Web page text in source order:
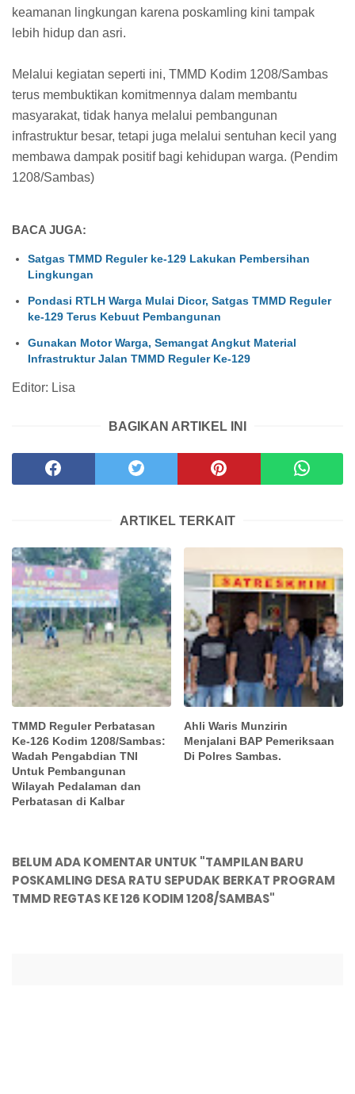
keamanan lingkungan karena poskamling kini tampak
lebih hidup dan asri.
Melalui kegiatan seperti ini, TMMD Kodim 1208/Sambas
terus membuktikan komitmennya dalam membantu
masyarakat, tidak hanya melalui pembangunan
infrastruktur besar, tetapi juga melalui sentuhan kecil yang
membawa dampak positif bagi kehidupan warga. (Pendim
1208/Sambas)
BACA JUGA:
Satgas TMMD Reguler ke-129 Lakukan Pembersihan
Lingkungan
Pondasi RTLH Warga Mulai Dicor, Satgas TMMD Reguler
ke-129 Terus Kebuut Pembangunan
Gunakan Motor Warga, Semangat Angkut Material
Infrastruktur Jalan TMMD Reguler Ke-129
Editor: Lisa
BAGIKAN ARTIKEL INI
ARTIKEL TERKAIT
TMMD Reguler Perbatasan
Ke-126 Kodim 1208/Sambas:
Wadah Pengabdian TNI
Untuk Pembangunan
Wilayah Pedalaman dan
Perbatasan di Kalbar
Ahli Waris Munzirin
Menjalani BAP Pemeriksaan
Di Polres Sambas.
BELUM ADA KOMENTAR UNTUK "TAMPILAN BARU
POSKAMLING DESA RATU SEPUDAK BERKAT PROGRAM
TMMD REGTAS KE 126 KODIM 1208/SAMBAS"